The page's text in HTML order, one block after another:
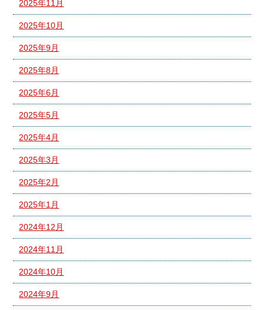
2025年11月
2025年10月
2025年9月
2025年8月
2025年6月
2025年5月
2025年4月
2025年3月
2025年2月
2025年1月
2024年12月
2024年11月
2024年10月
2024年9月